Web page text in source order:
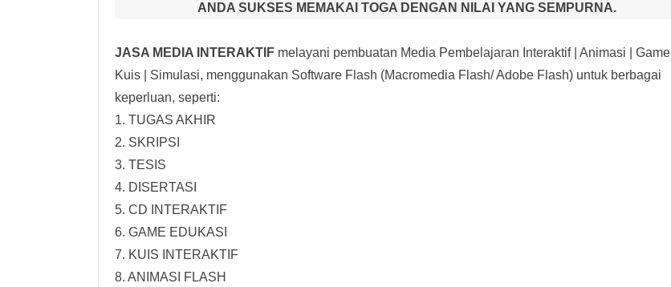
ANDA SUKSES MEMAKAI TOGA DENGAN NILAI YANG SEMPURNA.
JASA MEDIA INTERAKTIF melayani pembuatan Media Pembelajaran Interaktif| Animasi | Game |
Kuis | Simulasi, menggunakan Software Flash (Macromedia Flash/ Adobe Flash) untuk berbagai
keperluan, seperti:
1. TUGAS AKHIR
2. SKRIPSI
3. TESIS
4. DISERTASI
5. CD INTERAKTIF
6. GAME EDUKASI
7. KUIS INTERAKTIF
8. ANIMASI FLASH